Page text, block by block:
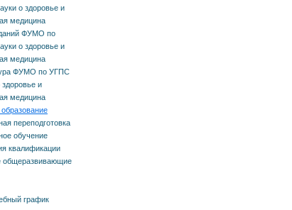
о здоровье и
медицина
ФУМО по
о здоровье и
медицина
ФУМО по УГПС
и
медицина
переподготовка
обучение
квалификации
общеразвивающие
график